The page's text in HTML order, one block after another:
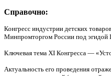
Справочно:
Конгресс индустрии детских
Минпромторгом России под эгидой
Ключевая тема XI Конгресса —
Актуальность его проведения